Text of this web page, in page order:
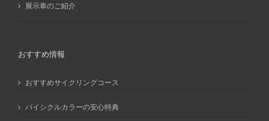
展示車のご紹介
おすすめ情報
おすすめサイクリングコース
バイシクルカラーの安心特典